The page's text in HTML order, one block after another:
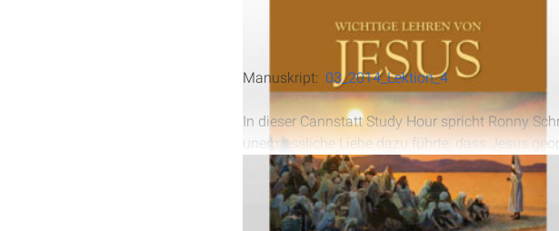
Manuskript: 03_2014_Lektion_4
In dieser Cannstatt Study Hour spricht Ronny
unermessliche Liebe dazu führte, dass Jesus
Gleichnisse und Texte wird verdeutlicht, dass
Christus angenommen wird. Die Lektion betont
und die Hoffnung auf ewiges Leben durch das